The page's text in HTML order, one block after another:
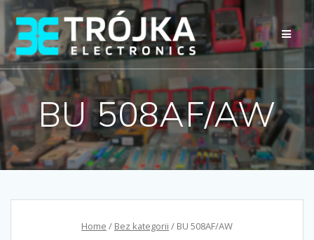
Przejdź
do
treści
BU 508AF/AW
Home / Bez kategorii / BU 508AF/AW